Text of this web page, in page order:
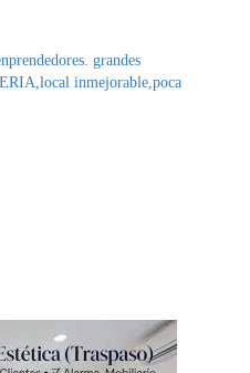
grandes
local inmejorable,poca